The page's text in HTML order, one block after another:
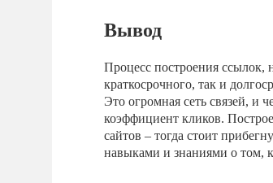
Вывод
Процесс построения ссылок,
краткосрочного, так и
Это огромная сеть связей, и
коэффициент кликов.
сайтов – тогда стоит
навыками и знаниями о том,